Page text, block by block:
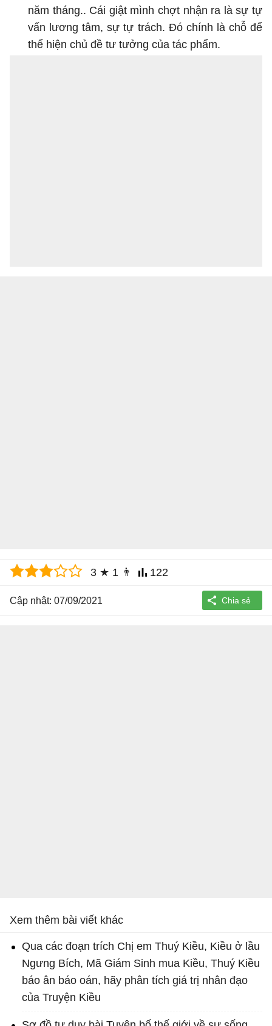
năm tháng.. Cái giật mình chợt nhận ra là sự tự
vấn lương tâm, sự tự trách. Đó chính là chỗ để
thể hiện chủ đề tư tưởng của tác phẩm.
3 ★ 1 👨 122
Cập nhật: 07/09/2021
Xem thêm bài viết khác
Qua các đoạn trích Chị em Thuý Kiều, Kiều ở lầu
Ngưng Bích, Mã Giám Sinh mua Kiều, Thuý Kiều
báo ân báo oán, hãy phân tích giá trị nhân đạo
của Truyện Kiều